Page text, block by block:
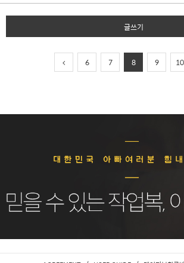
글쓰기
6 7 8 9 10